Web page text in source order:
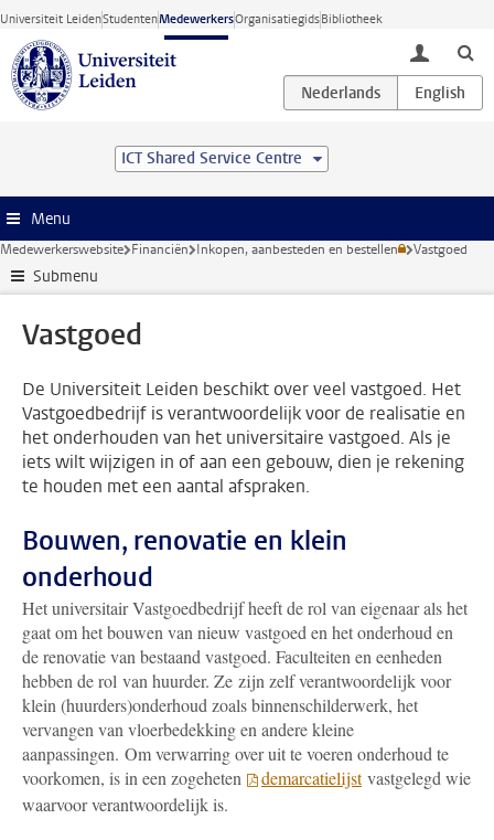
Ga direct naar de inhoud
Universiteit LeidenStudentenMedewerkersOrganisatiegidsBibliotheek
toggle
ICT Shared Service Centre
Menu
Medewerkerswebsite Financiën Inkopen, aanbesteden en bestellen Vastgoed
Submenu
Vastgoed
De Universiteit Leiden beschikt over veel vastgoed. Het
Vastgoedbedrijf is verantwoordelijk voor de realisatie en
het onderhouden van het universitaire vastgoed. Als je
iets wilt wijzigen in of aan een gebouw, dien je rekening
te houden met een aantal afspraken.
Bouwen, renovatie en klein
onderhoud
Het universitair Vastgoedbedrijf heeft de rol van eigenaar als het
gaat om het bouwen van nieuw vastgoed en het onderhoud en
de renovatie van bestaand vastgoed. Faculteiten en eenheden
hebben de rol van huurder. Ze zijn zelf verantwoordelijk voor
klein (huurders)onderhoud zoals binnenschilderwerk, het
vervangen van vloerbedekking en andere kleine
aanpassingen. Om verwarring over uit te voeren onderhoud te
voorkomen, is in een zogeheten
demarcatielijstvastgelegd wie
waarvoor verantwoordelijk is.